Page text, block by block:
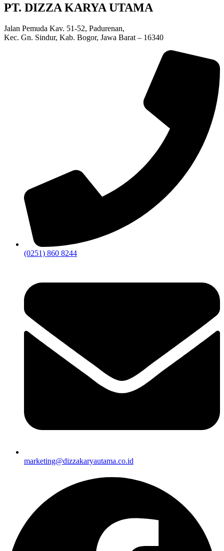
PT. DIZZA KARYA UTAMA
Jalan Pemuda Kav. 51-52, Padurenan,
Kec. Gn. Sindur, Kab. Bogor, Jawa Barat – 16340
(0251) 860 8244
marketing@dizzakaryautama.co.id